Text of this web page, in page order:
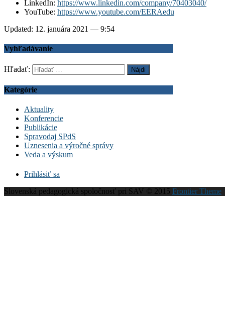
LinkedIn: https://www.linkedin.com/company/70403040/
YouTube: https://www.youtube.com/EERAedu
Updated: 12. januára 2021 — 9:54
Vyhľadávanie
Hľadať:
Kategórie
Aktuality
Konferencie
Publikácie
Spravodaj SPdS
Uznesenia a výročné správy
Veda a výskum
Prihlásiť sa
Slovenská pedagogická spoločnosť pri SAV © 2015 Frontier Theme